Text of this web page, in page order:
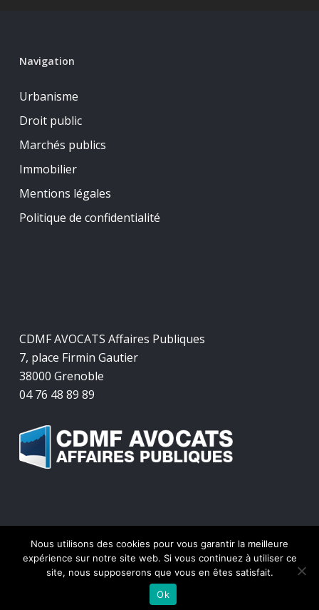
Navigation
Urbanisme
Droit public
Marchés publics
Immobilier
Mentions légales
Politique de confidentialité
CDMF AVOCATS Affaires Publiques
7, place Firmin Gautier
38000 Grenoble
04 76 48 89 89
© 2026 CDMF Avocats Affaires Publiques.
Nous utilisons des cookies pour vous garantir la meilleure
expérience sur notre site web. Si vous continuez à utiliser ce
site, nous supposerons que vous en êtes satisfait.
Ok